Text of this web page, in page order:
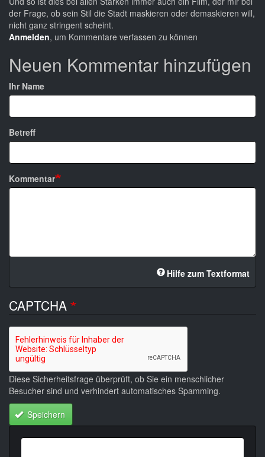
der Frage, ob sein Stil die Stadt maskieren oder demaskieren will,
nicht ganz stringent scheint.
Anmelden, um Kommentare verfassen zu können
Neuen Kommentar hinzufügen
Ihr Name
Betreff
Kommentar
Hilfe zum Textformat
CAPTCHA
Diese Sicherheitsfrage überprüft, ob Sie ein menschlicher
Besucher sind und verhindert automatisches Spamming.
Speichern